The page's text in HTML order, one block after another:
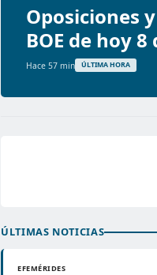
Oposiciones
BOE de hoy
Hace 57 min ÚLTIMA HORA
ÚLTIMAS NOTICIAS
EFEMÉRIDES